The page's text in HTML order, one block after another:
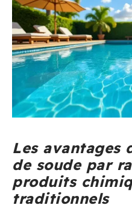
Les avantages
de soude par
produits
traditionnels